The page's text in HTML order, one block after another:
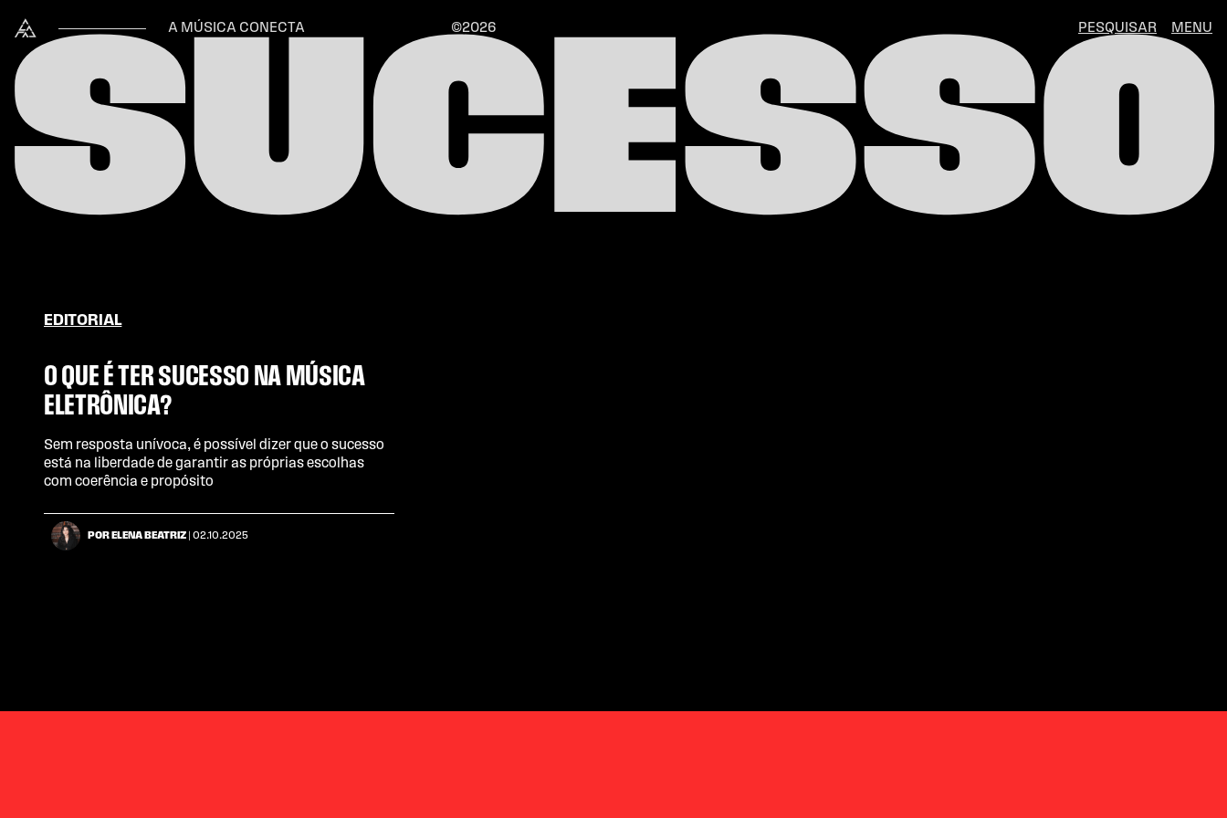
Alataj
A MÚSICA CONECTA ©2026 PESQUISAR MENU
SUCESSO
EDITORIAL
O QUE É TER SUCESSO NA MÚSICA
ELETRÔNICA?
Sem resposta unívoca, é possível dizer que o sucesso
está na liberdade de garantir as próprias escolhas
com coerência e propósito
POR ELENA BEATRIZ | 02.10.2025